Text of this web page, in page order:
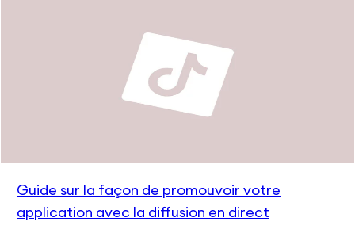
Guide sur la façon de promouvoir votre
application avec la diffusion en direct